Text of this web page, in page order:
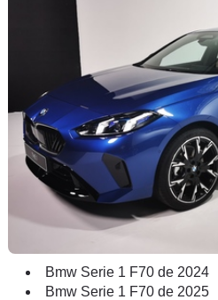
Bmw Serie 1 F70 de 2024
Bmw Serie 1 F70 de 2025